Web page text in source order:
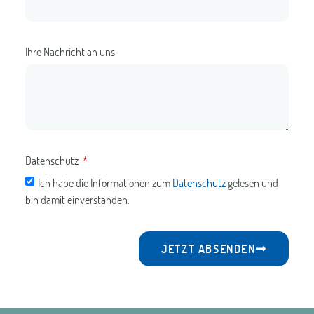
Ihre Nachricht an uns
Datenschutz
Ich habe die Informationen zum Datenschutzgelesen und
bin damit einverstanden.
JETZT ABSENDEN